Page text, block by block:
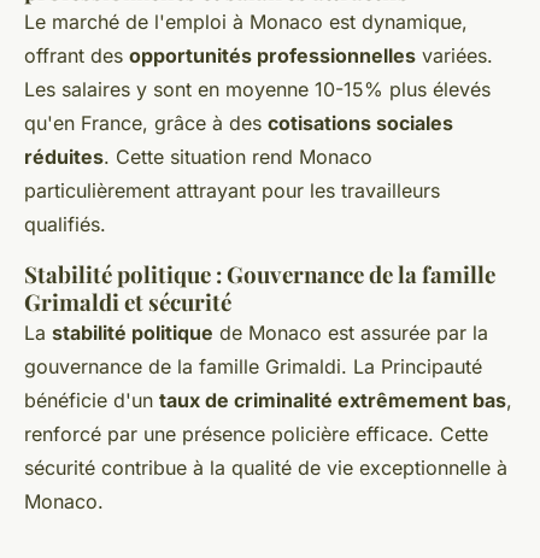
Le marché de l'emploi à Monaco est dynamique,
offrant des opportunités professionnelles variées.
Les salaires y sont en moyenne 10-15% plus élevés
qu'en France, grâce à des cotisations sociales
réduites. Cette situation rend Monaco
particulièrement attrayant pour les travailleurs
qualifiés.
Stabilité politique : Gouvernance de la famille
Grimaldi et sécurité
La stabilité politique de Monaco est assurée par la
gouvernance de la famille Grimaldi. La Principauté
bénéficie d'un taux de criminalité extrêmement bas,
renforcé par une présence policière efficace. Cette
sécurité contribue à la qualité de vie exceptionnelle à
Monaco.